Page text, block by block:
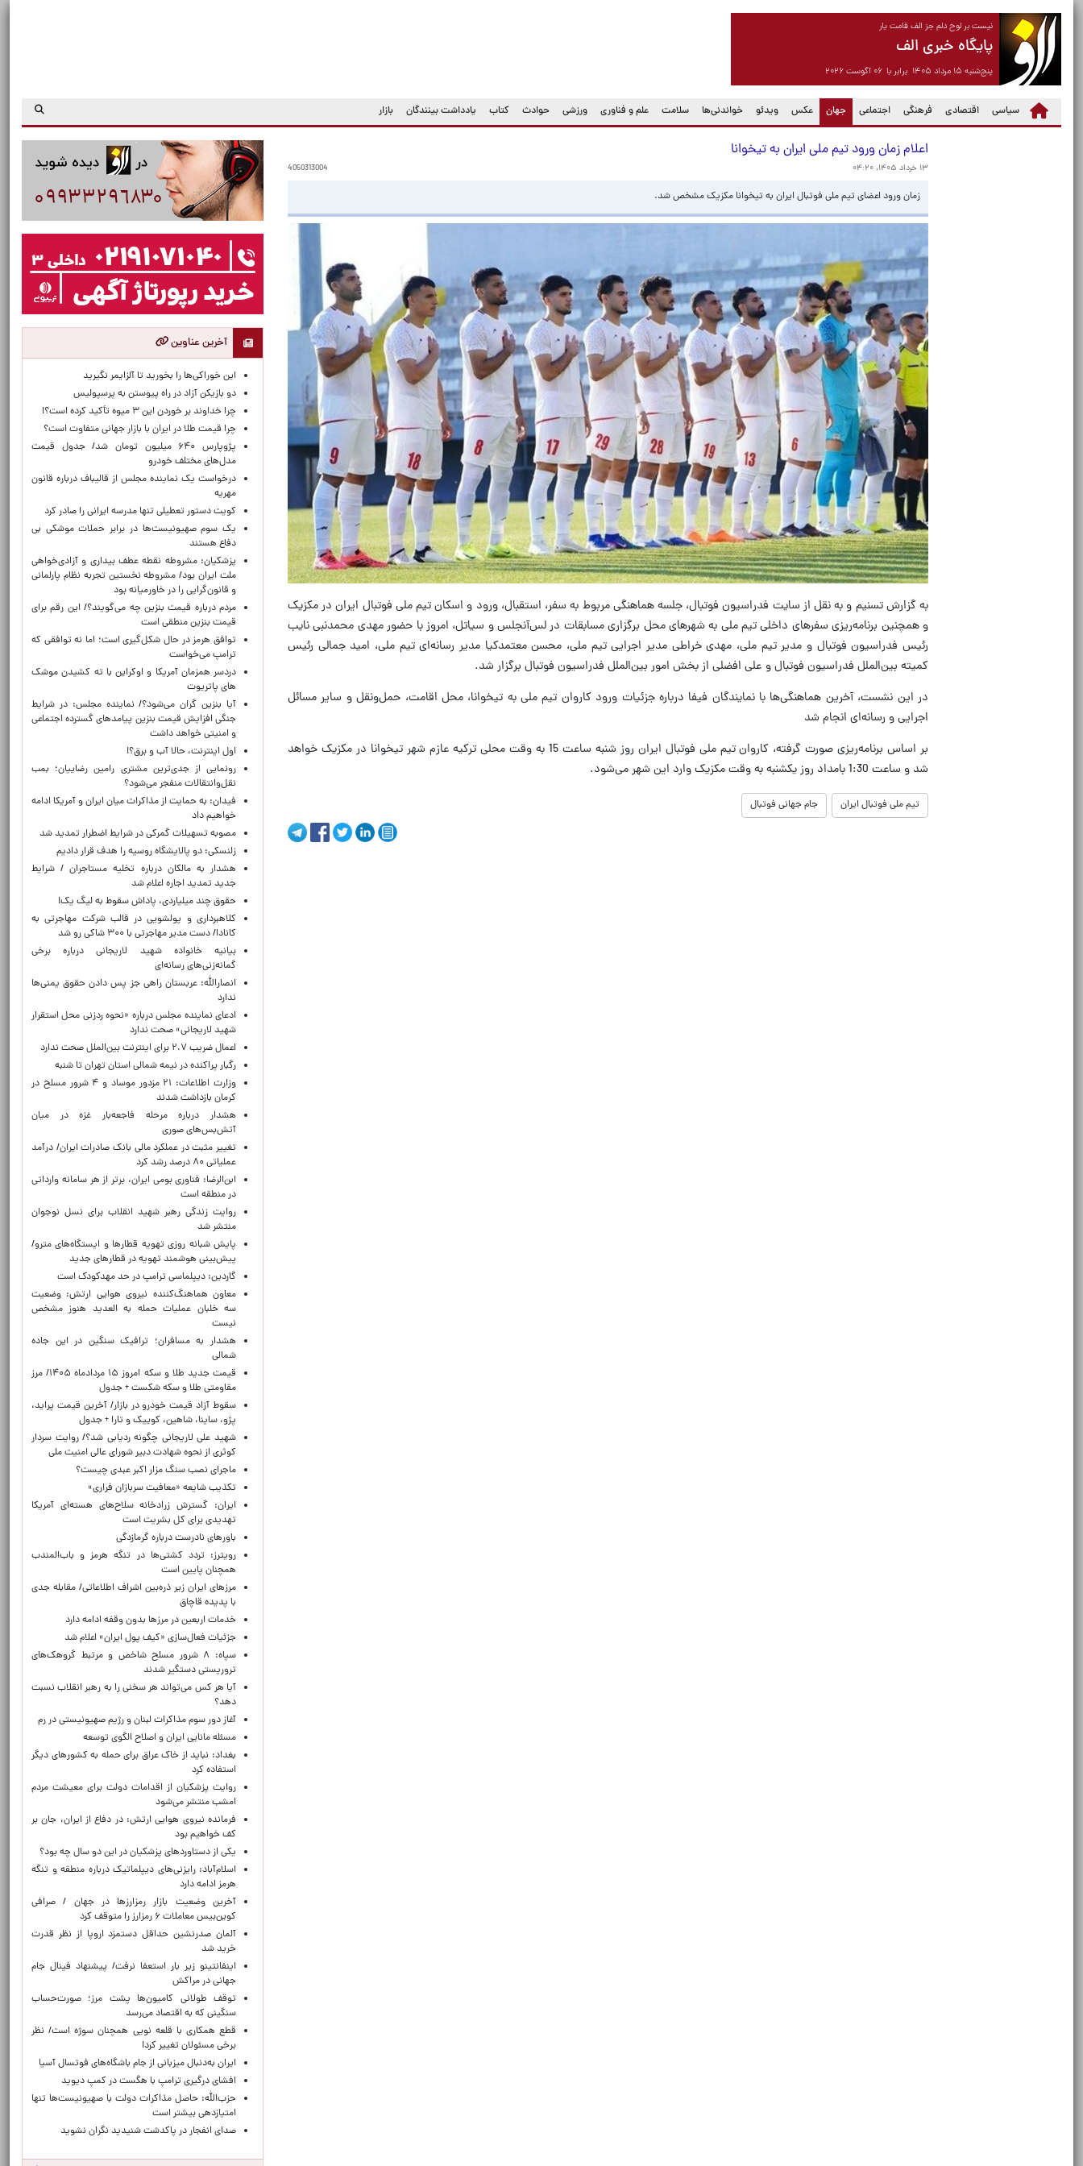
نیست بر لوح دلم جز الف قامت یار
پایگاه خبری الف
پنج‌شنبه ۱۵ مرداد ۱۴۰۵ برابر با ۰۶ آگوست ۲۰۲۶
سیاسی اقتصادی فرهنگی اجتماعی جهان
(current) عکس ویدئو خواندنی‌ها سلامت علم و فناوری ورزشی حوادث کتاب یادداشت بینندگان بازار
اعلام زمان ورود تیم ملی ایران به تیخوانا
۱۳ خرداد ۱۴۰۵، ۰۴:۲۰ 4050313004
زمان ورود اعضای تیم ملی فوتبال ایران به تیخوانا مکزیک مشخص شد.
به گزارش تسنیم و به نقل از سایت فدراسیون فوتبال، جلسه هماهنگی مربوط به سفر، استقبال، ورود و اسکان تیم ملی فوتبال ایران در مکزیک
و همچنین برنامه‌ریزی سفرهای داخلی تیم ملی به شهرهای محل برگزاری مسابقات در لس‌آنجلس و سیاتل، امروز با حضور مهدی محمدنبی نایب
رئیس فدراسیون فوتبال و مدیر تیم ملی، مهدی خراطی مدیر اجرایی تیم ملی، محسن معتمدکیا مدیر رسانه‌ای تیم ملی، امید جمالی رئیس
کمیته بین‌الملل فدراسیون فوتبال و علی افضلی از بخش امور بین‌الملل فدراسیون فوتبال برگزار شد.
در این نشست، آخرین هماهنگی‌ها با نمایندگان فیفا درباره جزئیات ورود کاروان تیم ملی به تیخوانا، محل اقامت، حمل‌ونقل و سایر مسائل
اجرایی و رسانه‌ای انجام شد
بر اساس برنامه‌ریزی صورت گرفته، کاروان تیم ملی فوتبال ایران روز شنبه ساعت 15 به وقت محلی ترکیه عازم شهر تیخوانا در مکزیک خواهد
شد و ساعت 1:30 بامداد روز یکشنبه به وقت مکزیک وارد این شهر می‌شود.
تیم ملی فوتبال ایران جام جهانی فوتبال
آخرین عناوین
این خوراکی‌ها را بخورید تا آلزایمر نگیرید
دو بازیکن آزاد در راه پیوستن به پرسپولیس
چرا خداوند بر خوردن این ۳ میوه تأکید کرده است؟!
چرا قیمت طلا در ایران با بازار جهانی متفاوت است؟
پژوپارس ۶۴۰ میلیون تومان شد/ جدول قیمت
مدل‌های مختلف خودرو
درخواست یک نماینده مجلس از قالیباف درباره قانون
مهریه
کویت دستور تعطیلی تنها مدرسه ایرانی را صادر کرد
یک‌ سوم صهیونیست‌ها در برابر حملات موشکی بی
دفاع هستند
پزشکیان: مشروطه نقطه عطف بیداری و آزادی‌خواهی
ملت ایران بود/ مشروطه نخستین تجربه نظام پارلمانی
و قانون‌گرایی را در خاورمیانه بود
مردم درباره قیمت بنزین چه می‌گویند؟/ این رقم برای
قیمت بنزین منطقی است
توافق هرمز در حال شکل‌گیری است؛ اما نه توافقی که
ترامپ می‌خواست
دردسر همزمان آمریکا و اوکراین با ته کشیدن موشک
های پاتریوت
آیا بنزین گران می‌شود؟/ نماینده مجلس: در شرایط
جنگی افزایش قیمت بنزین پیامدهای گسترده اجتماعی
و امنیتی خواهد داشت
اول اینترنت، حالا آب و برق؟!
رونمایی از جدی‌ترین مشتری رامین رضاییان؛ بمب
نقل‌وانتقالات منفجر می‌شود؟
فیدان: به حمایت از مذاکرات میان ایران و آمریکا ادامه
خواهیم داد
مصوبه تسهیلات گمرکی در شرایط اضطرار تمدید شد
زلنسکی: دو پالایشگاه روسیه را هدف قرار دادیم
هشدار به مالکان درباره تخلیه مستاجران / شرایط
جدید تمدید اجاره اعلام شد
حقوق چند میلیاردی، پاداش سقوط به لیگ یک!
کلاهبرداری و پولشویی در قالب شرکت مهاجرتی به
کانادا/ دست مدیر مهاجرتی با ۳۰۰ شاکی رو شد
بیانیه خانواده شهید لاریجانی درباره برخی
گمانه‌زنی‌های رسانه‌ای
انصارالله: عربستان راهی جز پس دادن حقوق یمنی‌ها
ندارد
ادعای نماینده مجلس درباره «نحوه ردزنی محل استقرار
شهید لاریجانی» صحت ندارد
اعمال ضریب ۲.۷ برای اینترنت بین‌الملل صحت ندارد
رگبار پراکنده در نیمه شمالی استان تهران تا شنبه
وزارت اطلاعات: ۲۱ مزدور موساد و ۴ شرور مسلح در
کرمان بازداشت شدند
هشدار درباره مرحله فاجعه‌بار غزه در میان
آتش‌بس‌های صوری
تغییر مثبت در عملکرد مالی بانک صادرات ایران/ درآمد
عملیاتی ۸۰ درصد رشد کرد
ابن‌الرضا: فناوری بومی ایران، برتر از هر سامانه وارداتی
در منطقه است
روایت زندگی رهبر شهید انقلاب برای نسل نوجوان
منتشر شد
پایش شبانه روزی تهویه قطارها و ایستگاه‌های مترو/
پیش‌بینی هوشمند تهویه در قطارهای جدید
گاردین: دیپلماسی ترامپ در حد مهدکودک است
معاون هماهنگ‌کننده نیروی هوایی ارتش: وضعیت
سه خلبان عملیات حمله به العدید هنوز مشخص
نیست
هشدار به مسافران؛ ترافیک سنگین در این جاده
شمالی
قیمت جدید طلا و سکه امروز ۱۵ مردادماه ۱۴۰۵/ مرز
مقاومتی طلا و سکه شکست + جدول
سقوط آزاد قیمت خودرو در بازار/ آخرین قیمت پراید،
پژو، ساینا، شاهین، کوییک و تارا + جدول
شهید علی لاریجانی چگونه ردیابی شد؟/ روایت سردار
کوثری از نحوه شهادت دبیر شورای عالی امنیت ملی
ماجرای نصب سنگ مزار اکبر عبدی چیست؟
تکذیب شایعه «معافیت سربازان فراری»
ایران: گسترش زرادخانه سلاح‌های هسته‌ای آمریکا
تهدیدی برای کل بشریت است
باورهای نادرست درباره گرمازدگی
رویترز: تردد کشتی‌ها در تنگه هرمز و باب‌المندب
همچنان پایین است
مرزهای ایران زیر ذره‌بین اشراف اطلاعاتی/ مقابله جدی
با پدیده قاچاق
خدمات اربعین در مرزها بدون وقفه ادامه دارد
جزئیات فعال‌سازی «کیف پول ایران» اعلام شد
سپاه: ۸ شرور مسلح شاخص و مرتبط گروهک‌های
تروریستی دستگیر شدند
آیا هر کس می‌تواند هر سخنی را به رهبر انقلاب نسبت
دهد؟
آغاز دور سوم مذاکرات لبنان و رژیم صهیونیستی در رم
مسئله مانایی ایران و اصلاح الگوی توسعه
بغداد: نباید از خاک عراق برای حمله به کشورهای دیگر
استفاده کرد
روایت پزشکیان از اقدامات دولت برای معیشت مردم
امشب منتشر می‌شود
فرمانده نیروی هوایی ارتش: در دفاع از ایران، جان بر
کف خواهیم بود
یکی از دستاوردهای پزشکیان در این دو سال چه بود؟
اسلام‌آباد: رایزنی‌های دیپلماتیک درباره منطقه و تنگه
هرمز ادامه دارد
آخرین وضعیت بازار رمزارزها در جهان / صرافی
کوین‌بیس معاملات ۶ رمزارز را متوقف کرد
آلمان صدرنشین حداقل دستمزد اروپا از نظر قدرت
خرید شد
اینفانتینو زیر بار استعفا نرفت/ پیشنهاد فینال جام
جهانی در مراکش
توقف طولانی کامیون‌ها پشت مرز؛ صورت‌حساب
سنگینی که به اقتصاد می‌رسد
قطع همکاری با قلعه نویی همچنان سوژه است/ نظر
برخی مسئولان تغییر کرد!
ایران به‌دنبال میزبانی از جام باشگاه‌های فوتسال آسیا
افشای درگیری ترامپ با هگست در کمپ دیوید
حزب‌الله: حاصل مذاکرات دولت با صهیونیست‌ها تنها
امتیازدهی‌ بیشتر است
صدای انفجار در پاکدشت شنیدید نگران نشوید